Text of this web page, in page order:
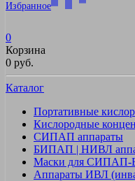
Избранное
0
Корзина
0 руб.
Каталог
Портативные
Кислородные
СИПАП аппараты
БИПАП | НИВЛ
Маски для
Аппараты ИВЛ